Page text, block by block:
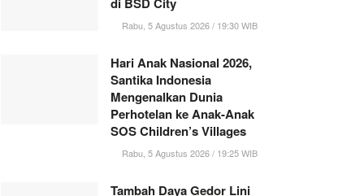
Rabu, 5 Agustus 2026 / 19:30 WIB
Hari Anak Nasional 2026,
Santika Indonesia
Mengenalkan Dunia
Perhotelan ke Anak-Anak
SOS Children’s Villages
Rabu, 5 Agustus 2026 / 19:25 WIB
Tambah Daya Gedor Lini